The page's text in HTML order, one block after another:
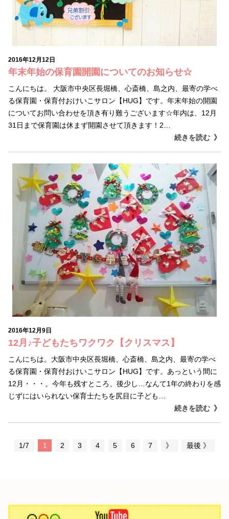
2016年12月12日
年末年始の保育園開園についてのお知らせ☆
こんにちは。 大阪市中央区長堀橋、心斎橋、島之内、最寄の学べ
る保育園・保育付おけいこサロン【HUG】です。年末年始の開園
についてお問い合わせを頂き有り難うございます☆年内は、12月
31日まで保育園は休まず開園させて頂きます！2…
続きを読む
2016年12月9日
12月♪子どもたちワクワク【クリスマス】
こんにちは。大阪市中央区長堀橋、心斎橋、島之内、最寄の学べ
る保育園・保育付おけいこサロン【HUG】です。あっという間に
12月・・・。今年も残すところ、後少し…なんて1年の終わりを感
じずにはいられない保育士たちを尻目に子ども…
続きを読む
1/7 1 2 3 4 5 6 7 》 最後 》